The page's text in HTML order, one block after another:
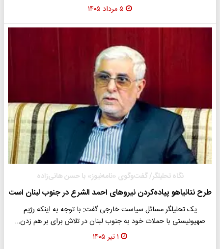
۵ مرداد ۱۴۰۵
نگاه تحلیلگر/ گفت‌وگوی «نامه‌نیوز» با حسن هانی‌زاده
طرح نتانیاهو پیاده‌کردن نیروهای احمد الشرع در جنوب لبنان است
یک تحلیلگر مسائل سیاست خارجی گفت: با توجه به اینکه رژیم
صهیونیستی با حملات خود به جنوب لبنان در تلاش برای بر هم زدن…
۱ تیر ۱۴۰۵